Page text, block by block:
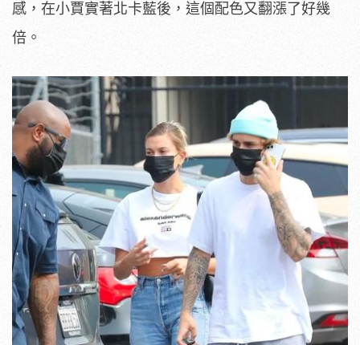
感，在小賈實著北卡藍後，這個配色又翻漲了好幾
倍。